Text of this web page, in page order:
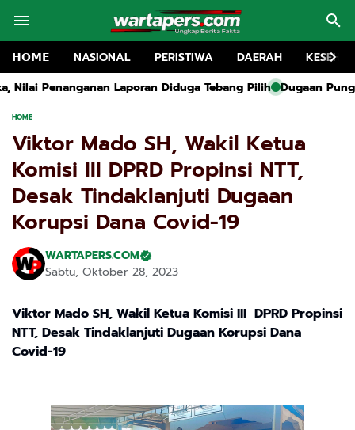
𝗛𝗢𝗠𝗘 NASIONAL PERISTIWA DAERAH
Diduga Tebang Pilih Dugaan Pungutan Liar Dana
HOME
Viktor Mado SH, Wakil Ketua
Komisi III DPRD Propinsi NTT,
Desak Tindaklanjuti Dugaan
Korupsi Dana Covid-19
WARTAPERS.COM
Sabtu, Oktober 28, 2023
Viktor Mado SH, Wakil Ketua Komisi III DPRD Propinsi
NTT, Desak Tindaklanjuti Dugaan Korupsi Dana
Covid-19